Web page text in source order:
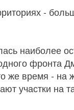
-
наиболее
фронта
же время -
участки на